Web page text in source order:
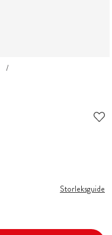
Storleksguide